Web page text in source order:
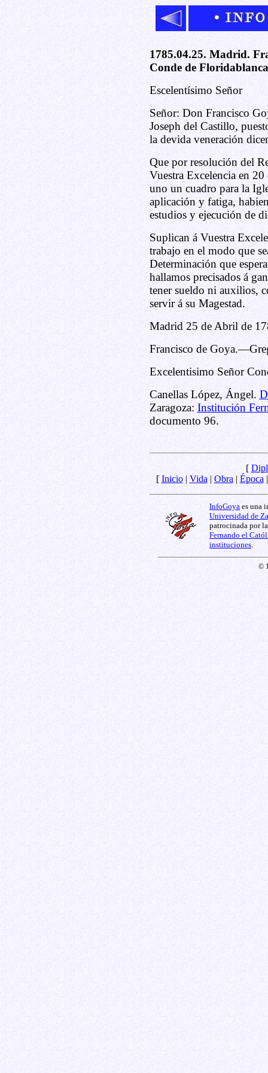
1785.04.25. Madrid.
Conde de
Escelentísimo Señor
Señor: Don Francisco
Joseph del Castillo,
la devida veneración
Que por resolución del
Vuestra Excelencia en
uno un cuadro para la
aplicación y fatiga,
estudios y ejecución de
Suplican á Vuestra
trabajo en el modo que
Determinación que
hallamos precisados á
tener sueldo ni auxilios,
servir á su Magestad.
Madrid 25 de Abril de
Francisco de
Excelentisimo Señor
Canellas López, Ángel.
Zaragoza: Institución
documento 96.
[
[ Inicio| Vida | Obra | Época
InfoGoya es una
Universidad de
patrocinada por
Fernando el
instituciones
©